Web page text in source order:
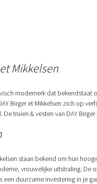
Mikkelsen
modemerk dat
Birger et Mikkelsen zich op
truien & vesten van DAY
staan bekend om hun
vrouwelijke uitstraling.
een duurzame investering in je